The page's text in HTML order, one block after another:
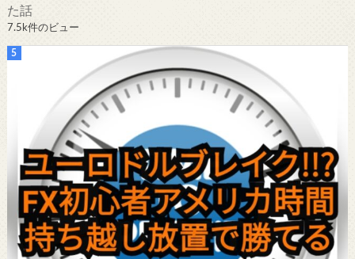
た話
7.5k件のビュー